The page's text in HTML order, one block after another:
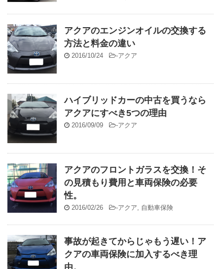
アクアのエンジンオイルの交換する
方法と料金の違い
2016/10/24 -アクア
ハイブリッドカーの中古を買うなら
アクアにすべき5つの理由
2016/09/09 -アクア
アクアのフロントガラスを交換！そ
の見積もり費用と車両保険の必要
性。
2016/02/26 -アクア, 自動車保険
事故が起きてからじゃもう遅い！ア
クアの車両保険に加入するべき理